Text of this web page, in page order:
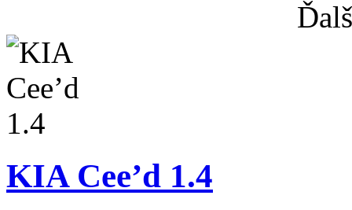
KIA Cee’d 1.4